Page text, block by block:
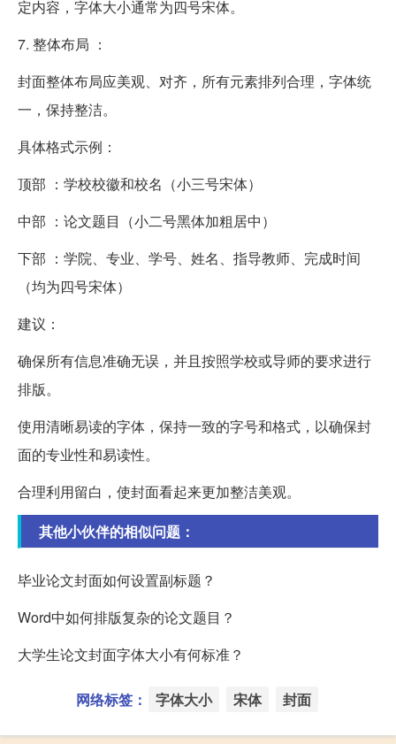
定内容，字体大小通常为四号宋体。
7. 整体布局 ：
封面整体布局应美观、对齐，所有元素排列合理，字体统
一，保持整洁。
具体格式示例：
顶部 ：学校校徽和校名（小三号宋体）
中部 ：论文题目（小二号黑体加粗居中）
下部 ：学院、专业、学号、姓名、指导教师、完成时间
（均为四号宋体）
建议：
确保所有信息准确无误，并且按照学校或导师的要求进行
排版。
使用清晰易读的字体，保持一致的字号和格式，以确保封
面的专业性和易读性。
合理利用留白，使封面看起来更加整洁美观。
其他小伙伴的相似问题：
毕业论文封面如何设置副标题？
Word中如何排版复杂的论文题目？
大学生论文封面字体大小有何标准？
网络标签： 字体大小 宋体 封面